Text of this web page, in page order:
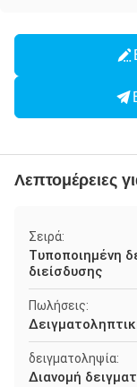
Λεπτομέρειες
Σειρά:
Τυποποιημένη
διείσδυσης
Πωλήσεις:
δειγματοληψία:
Διανομή